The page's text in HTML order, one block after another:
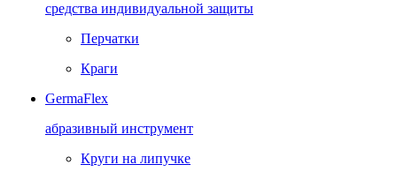
средства индивидуальной защиты
Перчатки
Краги
GermaFlex
абразивный инструмент
Круги на липучке